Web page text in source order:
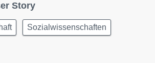
Story
Sozialwissenschaften